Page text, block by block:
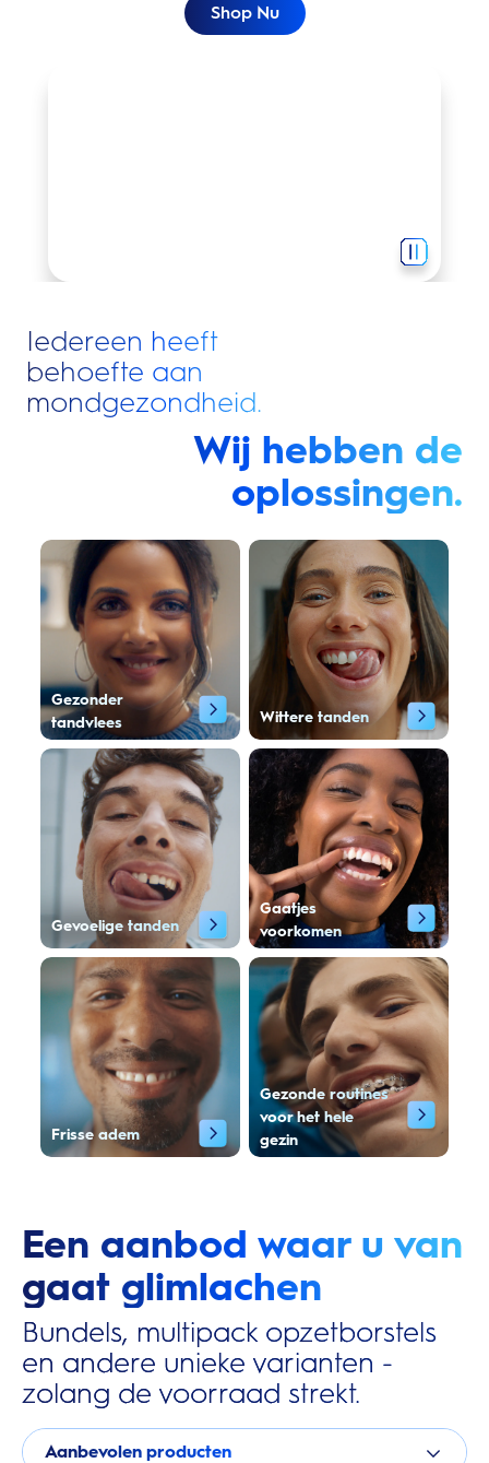
Shop Nu
Iedereen heeft
behoefte aan
mondgezondheid.
Wij hebben de
oplossingen.
Gezonder
tandvlees
Wittere tanden
Gevoelige tanden
Gaatjes
voorkomen
Frisse adem
Gezonde routines
voor het hele
gezin
Een aanbod waar u van
gaat glimlachen
Bundels, multipack opzetborstels
en andere unieke varianten -
zolang de voorraad strekt.
Aanbevolen producten